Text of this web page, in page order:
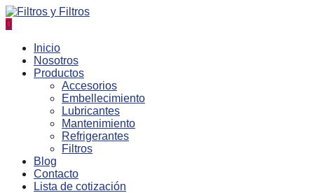
0
Inicio
Nosotros
Productos
Accesorios
Embellecimiento
Lubricantes
Mantenimiento
Refrigerantes
Filtros
Blog
Contacto
Lista de cotización